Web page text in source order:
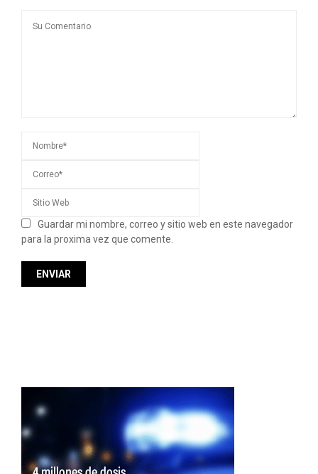
Guardar mi nombre, correo y sitio web en este navegador
para la proxima vez que comente.